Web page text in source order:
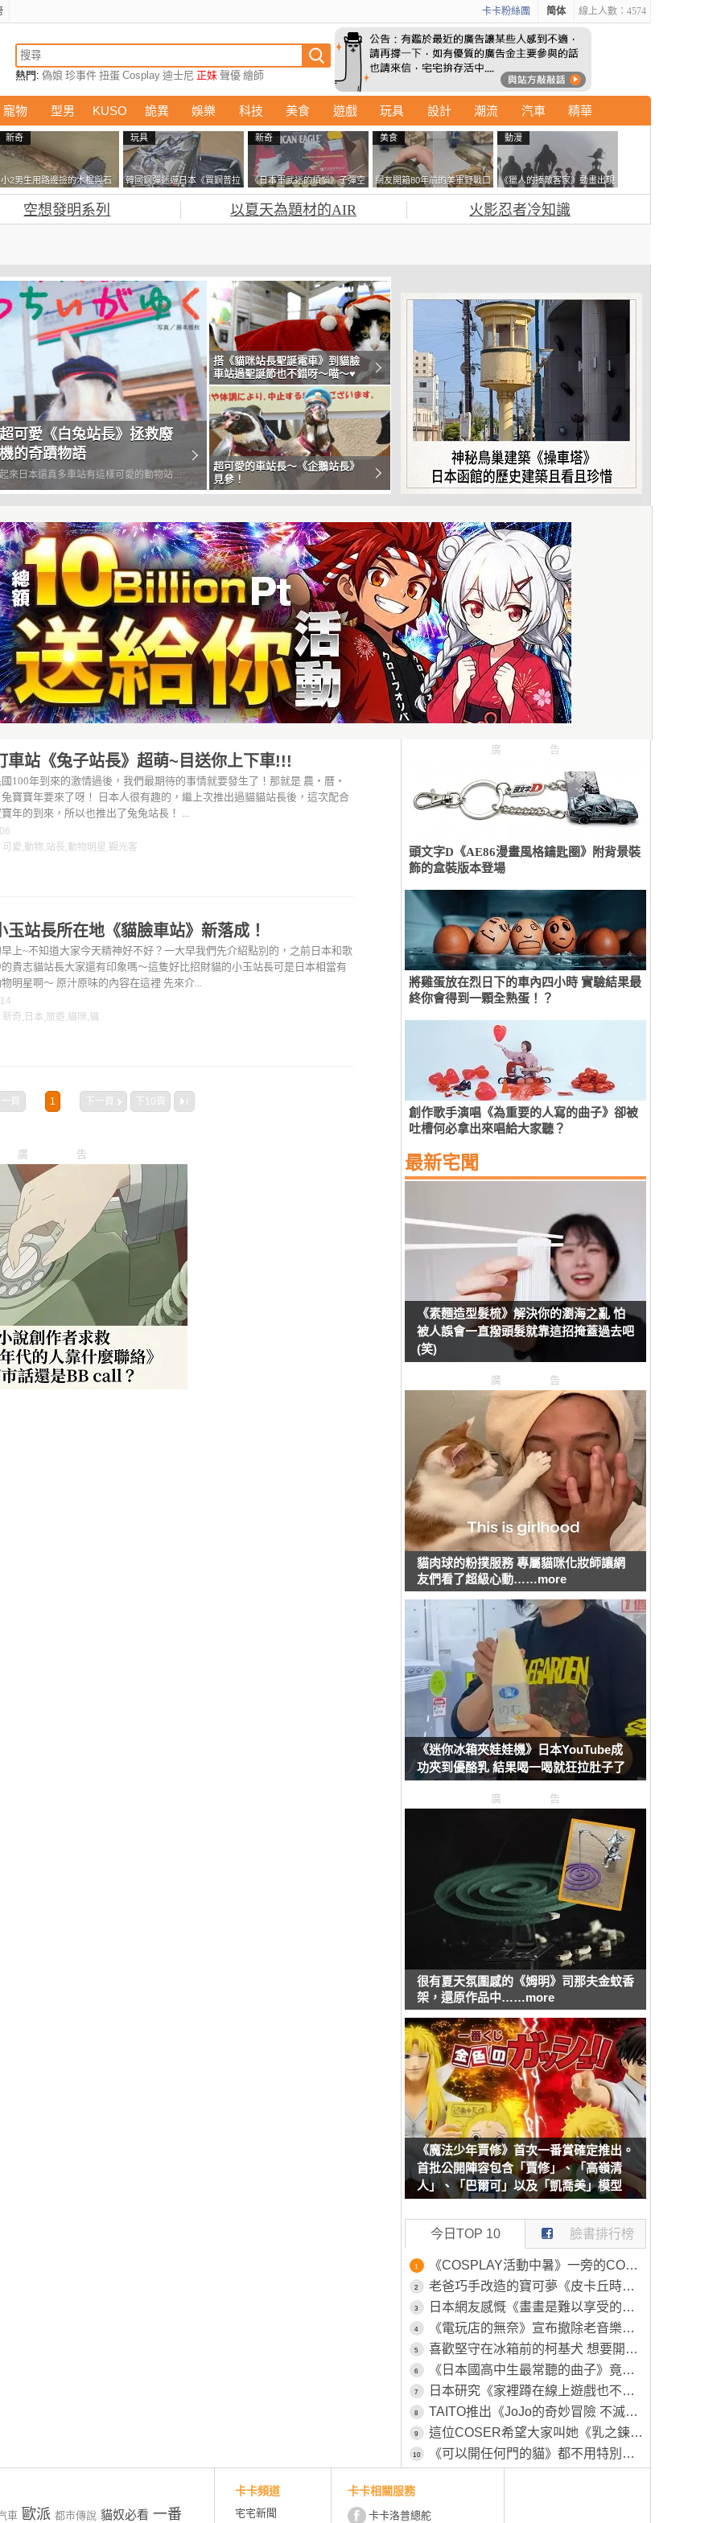
線上人數：4574
简体
卡卡粉絲團
熱門: 偽娘 珍事件 扭蛋 Cosplay 迪士尼 正妹 聲優 繪師
寵物 型男 KUSO 詭異 娛樂 科技 美食 遊戲 玩具 設計 潮流 汽車 精華
新奇
小2男生用路邊撿的木棍與石
頭做成了《石斧》馬麻打開書
包嚇一跳怎麼會有這種東
西！？
玩具
韓國鋼彈迷遊日本《買鋼普拉
塞不進行李箱》網友們集思廣
新奇
《日本軍武迷的煩惱》子彈空
盒在日本超級貴 美國網友直
接一大箱寄給他了
美食
網友開箱80年前的美軍野戰口
糧 罐頭本身保存良好，但裡
動漫
《獵人的揍敵客家》動畫出現
的這個剪影是誰？你是不是忘
記還有這號人物了
空想發明系列 以夏天為題材的AIR 火影忍者冷知識
可愛《白兔站長》拯救廢
的奇蹟物語
來日本還真多車站有這樣可愛的動物站長
說大家好熟悉的《貓咪站長小玉》、位在
的3位《企鵝站長》，至於兔子站長，其
登場過在愛媛縣卯之町車站裡的小翼站
今天要介紹給大家的...
搭《貓咪站長聖誕電車》到貓臉
車站過聖誕節也不錯呀～喵～♥
超可愛的車站長～《企鵝站長》
見參！
車站《兔子站長》超萌~目送你上下車!!!
100年到來的激情過後，我們最期待的事情就要發生了！那就是 農‧曆‧
寶年要來了呀！ 日本人很有趣的，繼上次推出過貓貓站長後，這次配合
年的到來，所以也推出了兔兔站長！ ...
可愛,動物 ,站長,動物明星 ,觀光客
玉站長所在地《貓臉車站》新落成！
上~不知道大家今天精神好不好？一大早我們先介紹點別的，之前日本和歌
貴志貓站長大家還有印象嗎～這隻好比招財貓的小玉站長可是日本相當有
明星啊～ 原汁原味的內容在這裡 先來介...
新奇, 日本,旅遊,貓咪,貓
頁 1 下一頁 下10頁
廣告
廣告
頭文字D《AE86漫畫風格鑰匙圈》附背景裝
飾的盒裝版本登場
將雞蛋放在烈日下的車內四小時 實驗結果最
終你會得到一顆全熟蛋！？
創作歌手演唱《為重要的人寫的曲子》卻被
吐槽何必拿出來唱給大家聽？
最新宅聞
《素麵造型髮梳》解決你的瀏海之亂 怕
被人誤會一直撥頭髮就靠這招掩蓋過去吧
(笑)
廣告
貓肉球的粉撲服務 專屬貓咪化妝師讓網
友們看了超級心動……more
《迷你冰箱夾娃娃機》日本YouTube成
功夾到優酪乳 結果喝一喝就狂拉肚子了
廣告
很有夏天氛圍感的《姆明》司那夫金蚊香
架，還原作品中……more
《魔法少年賈修》首次一番賞確定推出。
首批公開陣容包含「賈修」、「高嶺清
人」、「巴爾可」以及「凱喬美」模型
今日TOP 10 臉書排行榜
1 《COSPLAY活動中暑》一旁的COSER見狀幫忙叫救護車 卻被工作人員嫌棄了
2 老爸巧手改造的寶可夢《皮卡丘時鐘》原本的模樣被女兒嫌棄不可愛，所以特別為其特別製作一番
3 日本網友感慨《畫畫是難以享受的興趣》畫得不好就永遠得不到樂趣了？
4 《電玩店的無奈》宣布撤除老音樂遊戲機台 平常沒人玩這時候卻又高喊不要撤
5 喜歡堅守在冰箱前的柯基犬 想要開冰箱拿個東西還得挪開...然後在放回去XD
6 《日本國高中生最常聽的曲子》竟然是26年前的色情塗鴉 該怎麼解讀這種現象呢？
7 日本研究《家裡蹲在線上遊戲也不會社交》越玩越沒辦法回歸社會？
8 TAITO推出《JoJo的奇妙冒險 不滅鑽石》新周邊「穿心攻擊」將於八月下旬正式推出
9 這位COSER希望大家叫她《乳之鍊金術師》自認調整乳量的努力不輸任何人
10 《可以開任何門的貓》都不用特別開小洞給牠，整個家貓貓進出完全自由
車 歐派 都市傳說 貓奴必看 一番
卡卡頻道
宅宅新聞
卡卡相關服務
卡卡洛普總舵